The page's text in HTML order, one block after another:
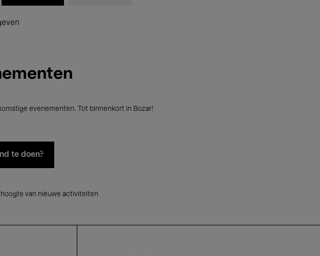
evenementen. Tot binnenkort in Bozar!
te doen?
van nieuwe activiteiten